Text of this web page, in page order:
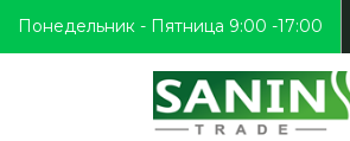
Понедельник - Пятница 9:00 -17:00